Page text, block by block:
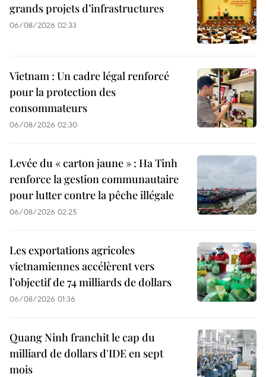
grands projets d’infrastructures
06/08/2026 02:33
Vietnam : Un cadre légal renforcé
pour la protection des
consommateurs
06/08/2026 02:30
Levée du « carton jaune » : Ha Tinh
renforce la gestion communautaire
pour lutter contre la pêche illégale
06/08/2026 02:25
Les exportations agricoles
vietnamiennes accélèrent vers
l’objectif de 74 milliards de dollars
06/08/2026 01:36
Quang Ninh franchit le cap du
milliard de dollars d'IDE en sept
mois